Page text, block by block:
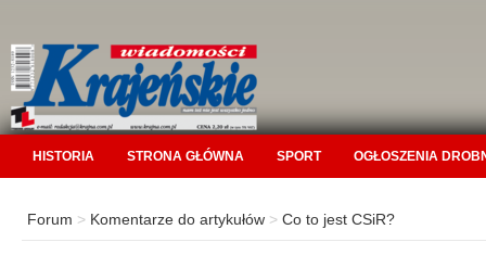
HISTORIA STRONA GŁÓWNA SPORT OGŁOSZENIA
Forum > Komentarze do artykułów > Co to jest CSiR?